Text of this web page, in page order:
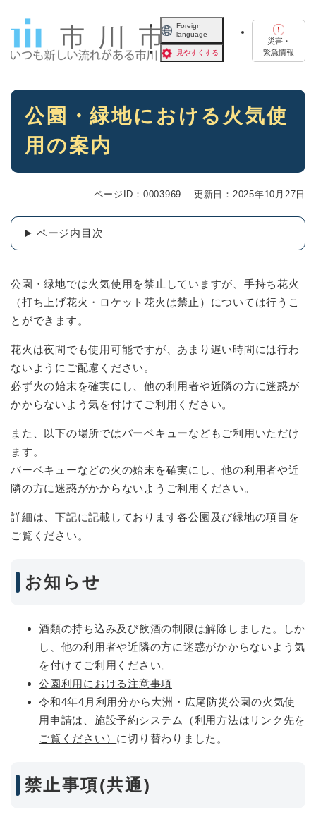
Foreign
language
見やすくする
災害・
緊急情報
本
公園・緑地における火気使
用の案内
ページID：0003969 更新日：2025年10月27日
ページ内目次
公園・緑地では火気使用を禁止していますが、手持ち花火
（打ち上げ花火・ロケット花火は禁止）については行うこ
とができます。
花火は夜間でも使用可能ですが、あまり遅い時間には行わ
ないようにご配慮ください。
必ず火の始末を確実にし、他の利用者や近隣の方に迷惑が
かからないよう気を付けてご利用ください。
また、以下の場所ではバーベキューなどもご利用いただけ
ます。
バーベキューなどの火の始末を確実にし、他の利用者や近
隣の方に迷惑がかからないようご利用ください。
詳細は、下記に記載しております各公園及び緑地の項目を
ご覧ください。
お知らせ
酒類の持ち込み及び飲酒の制限は解除しました。しか
し、他の利用者や近隣の方に迷惑がかからないよう気
を付けてご利用ください。
公園利用における注意事項
令和4年4月利用分から大洲・広尾防災公園の火気使
用申請は、 施設予約システム（利用方法はリンク先を
ご覧ください） に切り替わりました。
禁止事項(共通)